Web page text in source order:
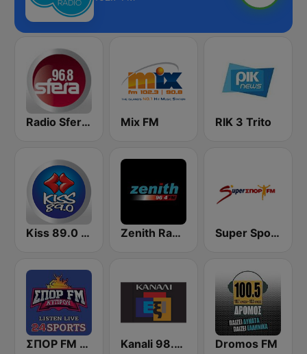
Radio Sfera 96.8 FM Mix FM RIK 3 Trito
Kiss 89.0 FM Zenith Radio Super Sport FM
ΣΠΟΡ FM 95,0 (24 Sports & News) Kanali 98.6 FM Dromos FM